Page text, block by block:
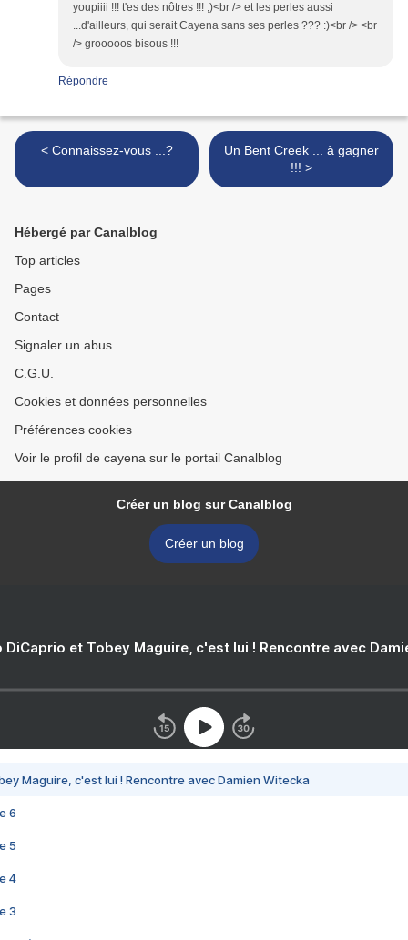
youpiiii !!! t'es des nôtres !!! ;)<br /> et les perles aussi
...d'ailleurs, qui serait Cayena sans ses perles ??? :)<br /> <br
/> grooooos bisous !!!
Répondre
< Connaissez-vous ...?
Un Bent Creek ... à gagner
!!! >
Hébergé par Canalblog
Top articles
Pages
Contact
Signaler un abus
C.G.U.
Cookies et données personnelles
Préférences cookies
Voir le profil de cayena sur le portail Canalblog
Créer un blog sur Canalblog
Créer un blog
DiCaprio et Tobey Maguire, c'est lui ! Rencontre avec
Maguire, c'est lui ! Rencontre avec Damien Witecka
6
5
4
3